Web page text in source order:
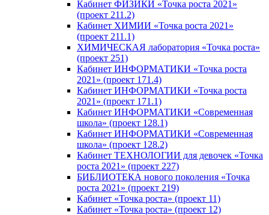
Кабинет ФИЗИКИ «Точка роста 2021»
(проект 211.2)
Кабинет ХИМИИ «Точка роста 2021»
(проект 211.1)
ХИМИЧЕСКАЯ лаборатория «Точка роста»
(проект 251)
Кабинет ИНФОРМАТИКИ «Точка роста
2021» (проект 171.4)
Кабинет ИНФОРМАТИКИ «Точка роста
2021» (проект 171.1)
Кабинет ИНФОРМАТИКИ «Современная
школа» (проект 128.1)
Кабинет ИНФОРМАТИКИ «Современная
школа» (проект 128.2)
Кабинет ТЕХНОЛОГИИ для девочек «Точка
роста 2021» (проект 227)
БИБЛИОТЕКА нового поколения «Точка
роста 2021» (проект 219)
Кабинет «Точка роста» (проект 11)
Кабинет «Точка роста» (проект 12)